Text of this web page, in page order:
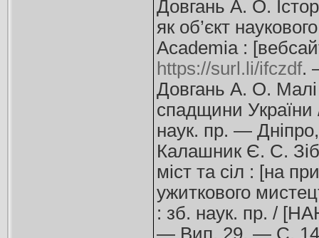
Довгань А. О.
як об’єкт
Academia :
https://surl.li/ifczdf.
Довгань А. О. Малі
спадщини України
наук. пр. —
Калашник Є. С.
міст та сіл : [на
ужиткового
: зб. наук. пр. /
— Вип. 29. — С.